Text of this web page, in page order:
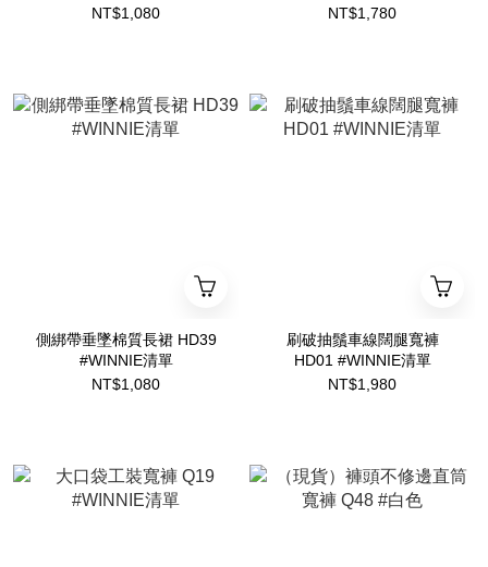
NT$1,080
清單
NT$1,780
側綁帶垂墜棉質長裙 HD39
#WINNIE清單
NT$1,080
刷破抽鬚車線闊腿寬褲
HD01 #WINNIE清單
NT$1,980